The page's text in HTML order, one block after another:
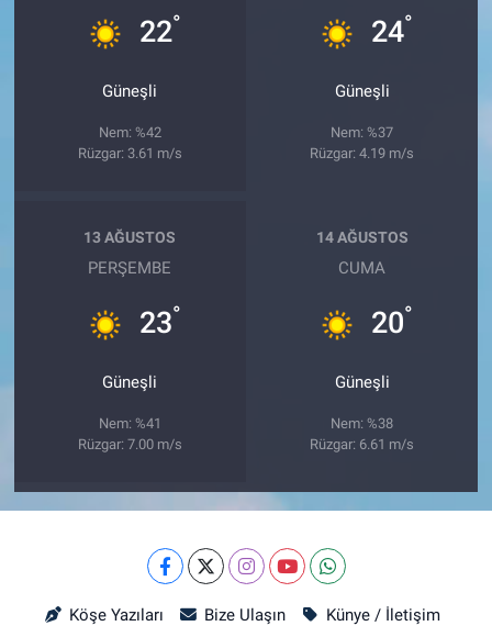
22°
Güneşli
Nem: %42
Rüzgar: 3.61 m/s
24°
Güneşli
Nem: %37
Rüzgar: 4.19 m/s
13 AĞUSTOS
PERŞEMBE
23°
Güneşli
Nem: %41
Rüzgar: 7.00 m/s
14 AĞUSTOS
CUMA
20°
Güneşli
Nem: %38
Rüzgar: 6.61 m/s
Köşe Yazıları Bize Ulaşın
Künye / İletişim